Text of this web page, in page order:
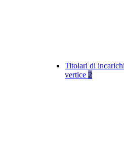
Titolari di
vertice 2